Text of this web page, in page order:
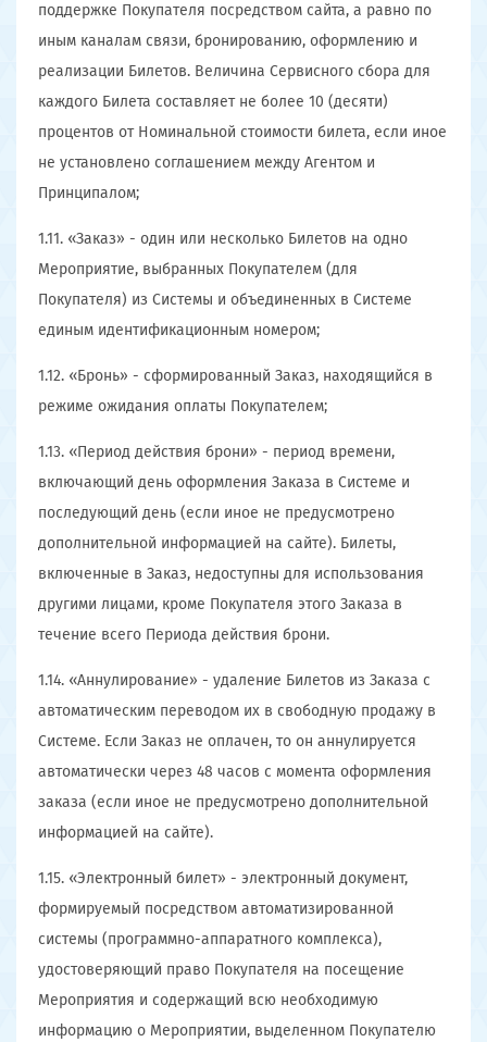
поддержке Покупателя посредством сайта, а равно по
иным каналам связи, бронированию, оформлению и
реализации Билетов. Величина Сервисного сбора для
каждого Билета составляет не более 10 (десяти)
процентов от Номинальной стоимости билета, если иное
не установлено соглашением между Агентом и
Принципалом;
1.11. «Заказ» - один или несколько Билетов на одно
Мероприятие, выбранных Покупателем (для
Покупателя) из Системы и объединенных в Системе
единым идентификационным номером;
1.12. «Бронь» - сформированный Заказ, находящийся в
режиме ожидания оплаты Покупателем;
1.13. «Период действия брони» - период времени,
включающий день оформления Заказа в Системе и
последующий день (если иное не предусмотрено
дополнительной информацией на сайте). Билеты,
включенные в Заказ, недоступны для использования
другими лицами, кроме Покупателя этого Заказа в
течение всего Периода действия брони.
1.14. «Аннулирование» - удаление Билетов из Заказа с
автоматическим переводом их в свободную продажу в
Системе. Если Заказ не оплачен, то он аннулируется
автоматически через 48 часов с момента оформления
заказа (если иное не предусмотрено дополнительной
информацией на сайте).
1.15. «Электронный билет» - электронный документ,
формируемый посредством автоматизированной
системы (программно-аппаратного комплекса),
удостоверяющий право Покупателя на посещение
Мероприятия и содержащий всю необходимую
информацию о Мероприятии, выделенном Покупателю